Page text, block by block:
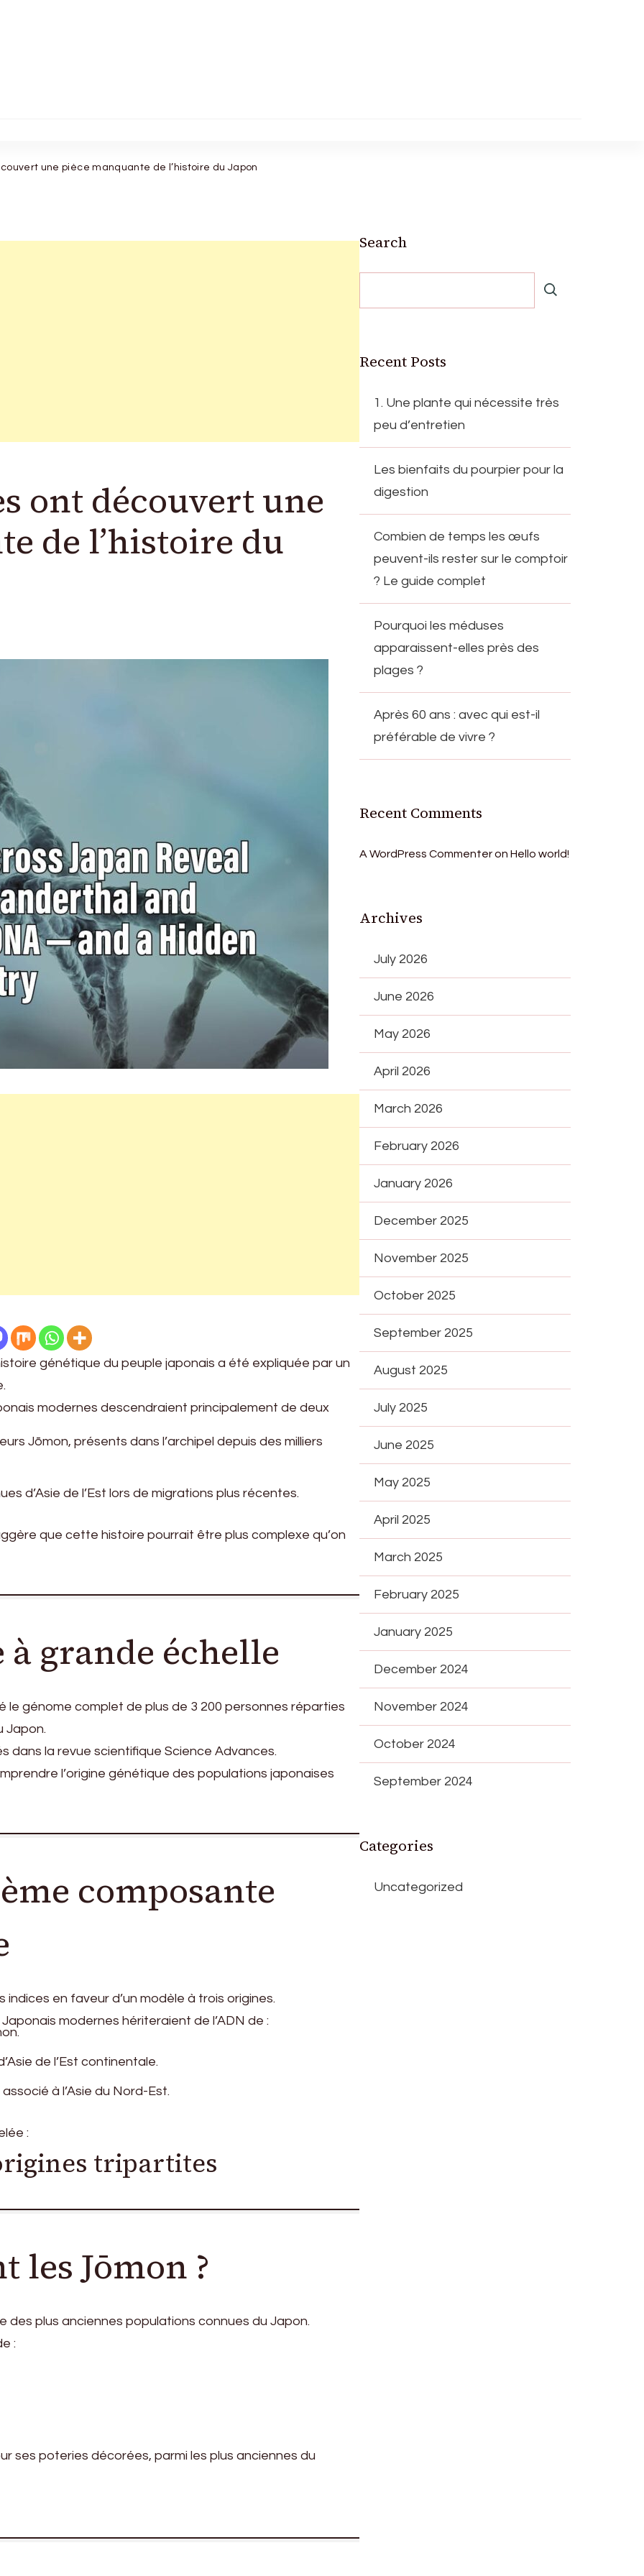
une pièce manquante de l’histoire du Japon
ont découvert une
de l’histoire du
génétique du peuple japonais a été expliquée par un
modernes descendraient principalement de deux
Jōmon, présents dans l’archipel depuis des milliers
d’Asie de l’Est lors de migrations plus récentes.
que cette histoire pourrait être plus complexe qu’on
à grande échelle
le génome complet de plus de 3 200 personnes réparties
Japon.
dans la revue scientifique Science Advances.
l’origine génétique des populations japonaises
composante
indices en faveur d’un modèle à trois origines.
modernes hériteraient de l’ADN de :
de l’Est continentale.
à l’Asie du Nord-Est.
:
tripartites
les Jōmon ?
des plus anciennes populations connues du Japon.
:
ses poteries décorées, parmi les plus anciennes du
Search
Recent Posts
1. Une plante qui nécessite très
peu d’entretien
Les bienfaits du pourpier pour la
digestion
Combien de temps les œufs
peuvent-ils rester sur le comptoir
? Le guide complet
Pourquoi les méduses
apparaissent-elles près des
plages ?
Après 60 ans : avec qui est-il
préférable de vivre ?
Recent Comments
A WordPress CommenteronHello world!
Archives
July 2026
June 2026
May 2026
April 2026
March 2026
February 2026
January 2026
December 2025
November 2025
October 2025
September 2025
August 2025
July 2025
June 2025
May 2025
April 2025
March 2025
February 2025
January 2025
December 2024
November 2024
October 2024
September 2024
Categories
Uncategorized